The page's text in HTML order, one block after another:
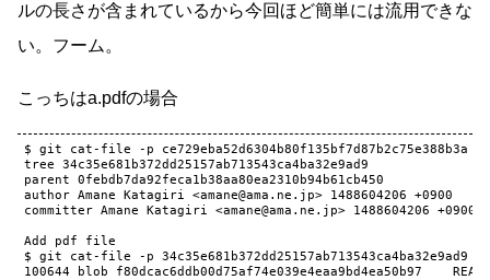
ルの長さが含まれているから今回ほど簡単には流用できな
い。フーム。
こっちはa.pdfの場合
$ git cat-file -p ce729eba52d6304b80f135bf7d87b2c75e388b3a
tree 34c35e681b372dd25157ab713543ca4ba32e9ad9
parent 0febdb7da92feca1b38aa80ea2310b94b61cb450
author Amane Katagiri <amane@ama.ne.jp> 1488604206 +0900
committer Amane Katagiri <amane@ama.ne.jp> 1488604206 +0900
Add pdf file
$ git cat-file -p 34c35e681b372dd25157ab713543ca4ba32e9ad9
100644 blob f80dcac6ddb00d75af74e039e4eaa9bd4ea50b97